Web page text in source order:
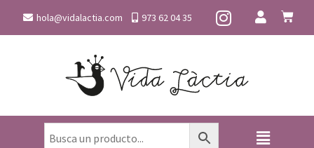
hola@vidalactia.com 973 62 04 35